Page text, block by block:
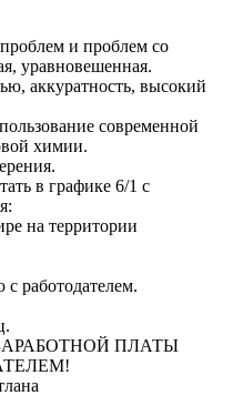
и проблем со
уравновешенная.
аккуратность, высокий
современной
химии.
в графике 6/1 с
на территории
работодателем.
ПЛАТЫ